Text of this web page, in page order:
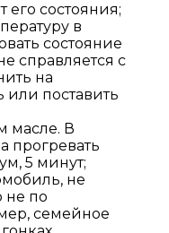
его состояния;
в
состояние
справляется с
на
поставить
масле. В
прогревать
5 минут;
не
не по
семейное